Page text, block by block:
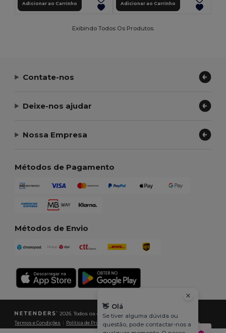
Adicionar ao Carrinho Adicionar ao Carrinho
Exibindo Todos Os Produtos.
Contate-nos
Deixe-nos ajudar
Nossa Empresa
Métodos de Pagamento
Métodos de Envio
2026. Todos os direitos reservados
Termos e Condições Política de Privacidade| Política de cookies| Mapa do Site
👋 Olá
Se tiver alguma dúvida ou
questão, pode contactar-nos a